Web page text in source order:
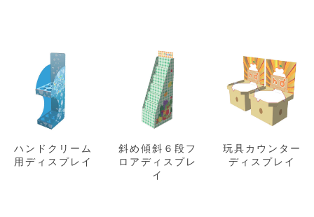
ハンドクリーム
用ディスプレイ
斜め傾斜６段フ
ロアディスプレ
イ
玩具カウンター
ディスプレイ